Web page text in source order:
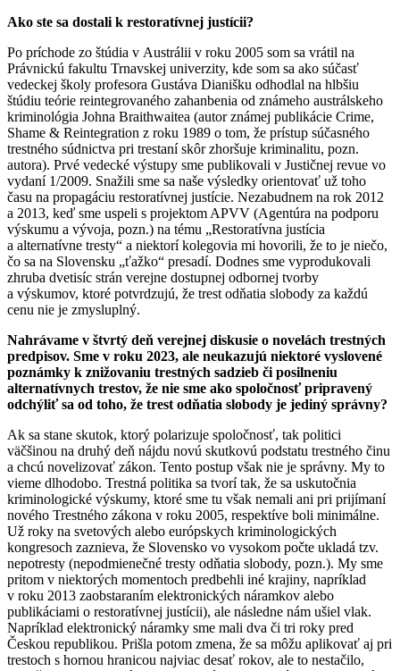
Ako ste sa dostali k restoratívnej justícii?
Po príchode zo štúdia v Austrálii v roku 2005 som sa vrátil na
Právnickú fakultu Trnavskej univerzity, kde som sa ako súčasť
vedeckej školy profesora Gustáva Dianišku odhodlal na hlbšiu
štúdiu teórie reintegrovaného zahanbenia od známeho austrálskeho
kriminológia Johna Braithwaitea (autor známej publikácie Crime,
Shame & Reintegration z roku 1989 o tom, že prístup súčasného
trestného súdnictva pri trestaní skôr zhoršuje kriminalitu, pozn.
autora). Prvé vedecké výstupy sme publikovali v Justičnej revue vo
vydaní 1/2009. Snažili sme sa naše výsledky orientovať už toho
času na propagáciu restoratívnej justície. Nezabudnem na rok 2012
a 2013, keď sme uspeli s projektom APVV (Agentúra na podporu
výskumu a vývoja, pozn.) na tému „Restoratívna justícia
a alternatívne tresty“ a niektorí kolegovia mi hovorili, že to je niečo,
čo sa na Slovensku „ťažko“ presadí. Dodnes sme vyprodukovali
zhruba dvetisíc strán verejne dostupnej odbornej tvorby
a výskumov, ktoré potvrdzujú, že trest odňatia slobody za každú
cenu nie je zmysluplný.
Nahrávame v štvrtý deň verejnej diskusie o novelách trestných
predpisov. Sme v roku 2023, ale neukazujú niektoré vyslovené
poznámky k znižovaniu trestných sadzieb či posilneniu
alternatívnych trestov, že nie sme ako spoločnosť pripravený
odchýliť sa od toho, že trest odňatia slobody je jediný správny?
Ak sa stane skutok, ktorý polarizuje spoločnosť, tak politici
väčšinou na druhý deň nájdu novú skutkovú podstatu trestného činu
a chcú novelizovať zákon. Tento postup však nie je správny. My to
vieme dlhodobo. Trestná politika sa tvorí tak, že sa uskutočnia
kriminologické výskumy, ktoré sme tu však nemali ani pri prijímaní
nového Trestného zákona v roku 2005, respektíve boli minimálne.
Už roky na svetových alebo európskych kriminologických
kongresoch zaznieva, že Slovensko vo vysokom počte ukladá tzv.
nepotresty (nepodmienečné tresty odňatia slobody, pozn.). My sme
pritom v niektorých momentoch predbehli iné krajiny, napríklad
v roku 2013 zaobstaraním elektronických náramkov alebo
publikáciami o restoratívnej justícii), ale následne nám ušiel vlak.
Napríklad elektronický náramky sme mali dva či tri roky pred
Českou republikou. Prišla potom zmena, že sa môžu aplikovať aj pri
trestoch s hornou hranicou najviac desať rokov, ale to nestačilo,